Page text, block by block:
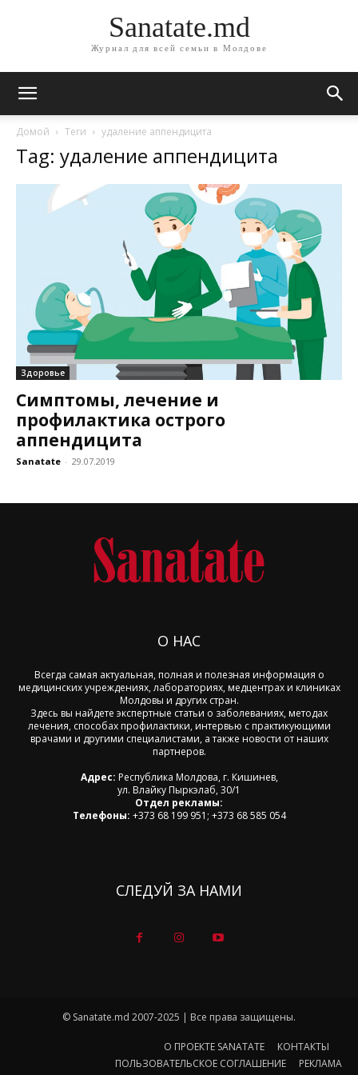
Sanatate.md
Журнал для всей семьи в Молдове
Домой Теги удаление аппендицита
Tag: удаление аппендицита
Здоровье
Симптомы, лечение и
профилактика острого
аппендицита
Sanatate - 29.07.2019
О НАС
Всегда самая актуальная, полная и полезная информация о
медицинских учреждениях, лабораториях, медцентрах и клиниках
Молдовы и других стран.
Здесь вы найдете экспертные статьи о заболеваниях, методах
лечения, способах профилактики, интервью с практикующими
врачами и другими специалистами, а также новости от наших
партнеров.
Адрес: Республика Молдова, г. Кишинев,
ул. Влайку Пыркэлаб, 30/1
Отдел рекламы:
Телефоны: +373 68 199 951; +373 68 585 054
СЛЕДУЙ ЗА НАМИ
© Sanatate.md 2007-2025 | Все права защищены.
О ПРОЕКТЕ SANATATE
КОНТАКТЫ
ПОЛЬЗОВАТЕЛЬСКОЕ СОГЛАШЕНИЕ
РЕКЛАМА